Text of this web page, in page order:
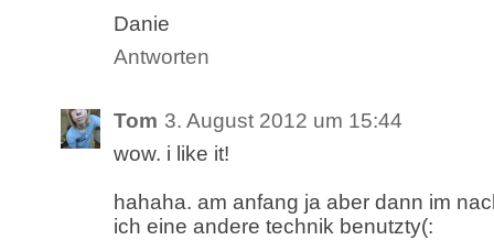
Danie
Antworten
Tom 3. August 2012 um 15:44
wow. i like it!
hahaha. am anfang ja aber dann im
ich eine andere technik benutzty(: